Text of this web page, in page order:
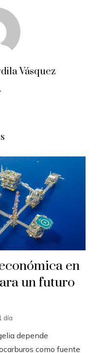
Vásquez
en
un futuro
día
depende
como fuente